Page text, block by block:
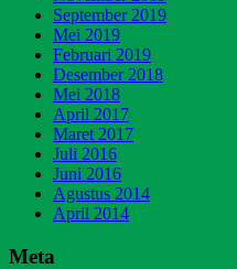
September 2019
Mei 2019
Februari 2019
Desember 2018
Mei 2018
April 2017
Maret 2017
Juli 2016
Juni 2016
Agustus 2014
April 2014
Meta